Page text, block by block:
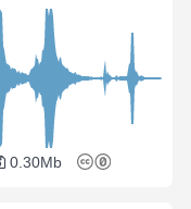
0.30Mb